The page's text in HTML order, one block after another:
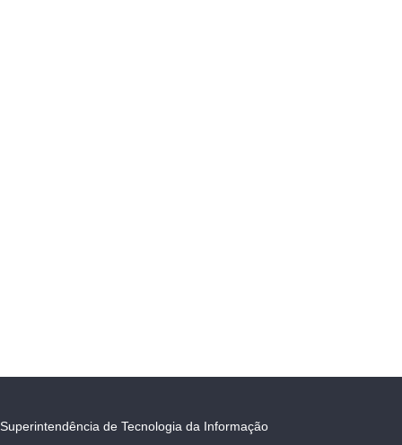
Superintendência de Tecnologia da Informação